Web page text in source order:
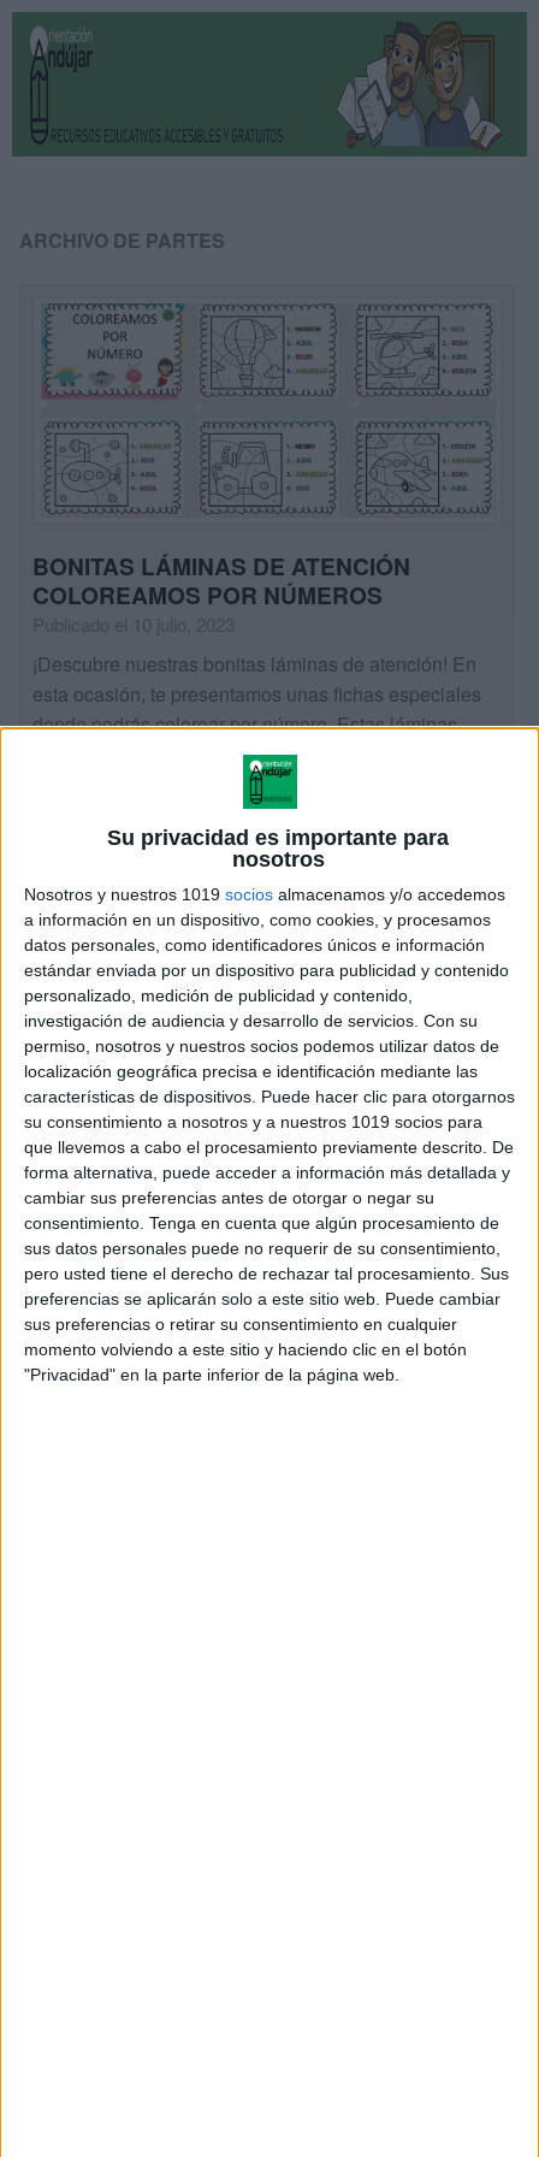
Su privacidad es importante para
nosotros
Nosotros y nuestros 1019 socios almacenamos y/o accedemos
a información en un dispositivo, como cookies, y procesamos
datos personales, como identificadores únicos e información
estándar enviada por un dispositivo para publicidad y contenido
personalizado, medición de publicidad y contenido,
investigación de audiencia y desarrollo de servicios. Con su
permiso, nosotros y nuestros socios podemos utilizar datos de
localización geográfica precisa e identificación mediante las
características de dispositivos. Puede hacer clic para otorgarnos
su consentimiento a nosotros y a nuestros 1019 socios para
que llevemos a cabo el procesamiento previamente descrito. De
forma alternativa, puede acceder a información más detallada y
cambiar sus preferencias antes de otorgar o negar su
consentimiento. Tenga en cuenta que algún procesamiento de
sus datos personales puede no requerir de su consentimiento,
pero usted tiene el derecho de rechazar tal procesamiento. Sus
preferencias se aplicarán solo a este sitio web. Puede cambiar
sus preferencias o retirar su consentimiento en cualquier
momento volviendo a este sitio y haciendo clic en el botón
"Privacidad" en la parte inferior de la página web.
ARCHIVO DE PARTES
BONITAS LÁMINAS DE ATENCIÓN
COLOREAMOS POR NÚMEROS
Publicado el 10 julio, 2023
¡Descubre nuestras bonitas láminas de atención! En
esta ocasión, te presentamos unas fichas especiales
donde podrás colorear por número. Estas láminas
están llenas de divertidos dibujos de medios de
SEGUIR LEYENDO
CUADERNILLO CONTAMOS LAS PARTES
DEL CUERPO MIS QUERIDOS
MONSTRUOS
Publicado el 26 abril, 2023
¡Bienvenidos al blog educativo Orientación Andújar!
Hoy les presentamos una ficha educativa gratuita y
descargable muy divertida: «Cuadernillo contamos las